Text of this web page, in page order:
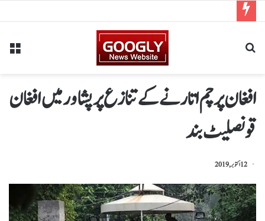
افغان پرچم اتارنے کے تنازع پر پشاور میں افغان
قونصلیٹ بند
12 اکتوبر, 2019